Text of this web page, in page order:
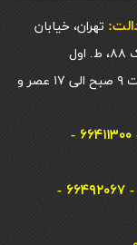
تهران، خیابان
ساعات کاری: همه روزه شنبه تا چهارشنبه از ساعت ۹ صبح الی ۱۷ عصر و
تلفن های تماس دفتر تهران: ۶۶۴۱۱۲۰۰ - ۶۶۴۱۱۳۰۰ -
تلفن های تماس دفتر تهران: ۶۶۴۹۲۱۹۴ - ۶۶۴۹۲۰۶۷ -